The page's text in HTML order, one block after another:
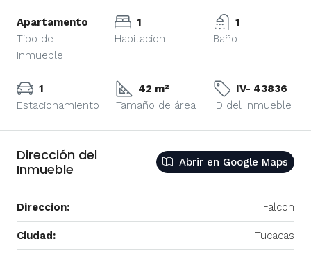
Apartamento
Tipo de
Inmueble
1
Habitacion
1
Baño
1
Estacionamiento
42 m²
Tamaño de área
IV- 43836
ID del Inmueble
Dirección del
Inmueble
Abrir en Google Maps
Direccion: Falcon
Ciudad: Tucacas